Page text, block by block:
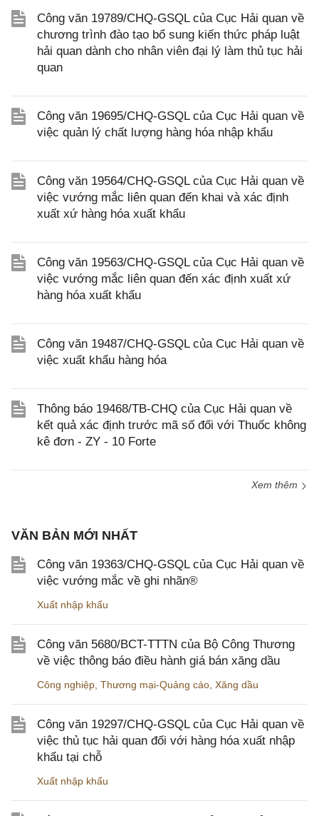
Công văn 19789/CHQ-GSQL của Cục Hải quan về
chương trình đào tạo bổ sung kiến thức pháp luật
hải quan dành cho nhân viên đại lý làm thủ tục hải
quan
Công văn 19695/CHQ-GSQL của Cục Hải quan về
việc quản lý chất lượng hàng hóa nhập khẩu
Công văn 19564/CHQ-GSQL của Cục Hải quan về
việc vướng mắc liên quan đến khai và xác định
xuất xứ hàng hóa xuất khẩu
Công văn 19563/CHQ-GSQL của Cục Hải quan về
việc vướng mắc liên quan đến xác định xuất xứ
hàng hóa xuất khẩu
Công văn 19487/CHQ-GSQL của Cục Hải quan về
việc xuất khẩu hàng hóa
Thông báo 19468/TB-CHQ của Cục Hải quan về
kết quả xác định trước mã số đối với Thuốc không
kê đơn - ZY - 10 Forte
Xem thêm
VĂN BẢN MỚI NHẤT
Công văn 19363/CHQ-GSQL của Cục Hải quan về
việc vướng mắc về ghi nhãn®
Xuất nhập khẩu
Công văn 5680/BCT-TTTN của Bộ Công Thương
về việc thông báo điều hành giá bán xăng dầu
Công nghiệp, Thương mại-Quảng cáo, Xăng dầu
Công văn 19297/CHQ-GSQL của Cục Hải quan về
việc thủ tục hải quan đối với hàng hóa xuất nhập
khẩu tại chỗ
Xuất nhập khẩu